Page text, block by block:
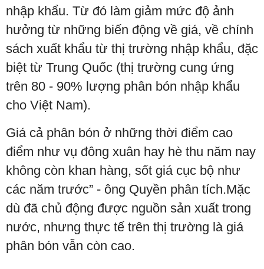
nhập khẩu. Từ đó làm giảm mức độ ảnh
hưởng từ những biến động về giá, về chính
sách xuất khẩu từ thị trường nhập khẩu, đặc
biệt từ Trung Quốc (thị trường cung ứng
trên 80 - 90% lượng phân bón nhập khẩu
cho Việt Nam).
Giá cả phân bón ở những thời điểm cao
điểm như vụ đông xuân hay hè thu năm nay
không còn khan hàng, sốt giá cục bộ như
các năm trước” - ông Quyền phân tích.Mặc
dù đã chủ động được nguồn sản xuất trong
nước, nhưng thực tế trên thị trường là giá
phân bón vẫn còn cao.